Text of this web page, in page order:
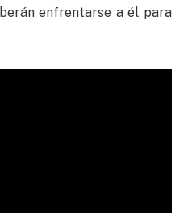
enfrentarse a él para